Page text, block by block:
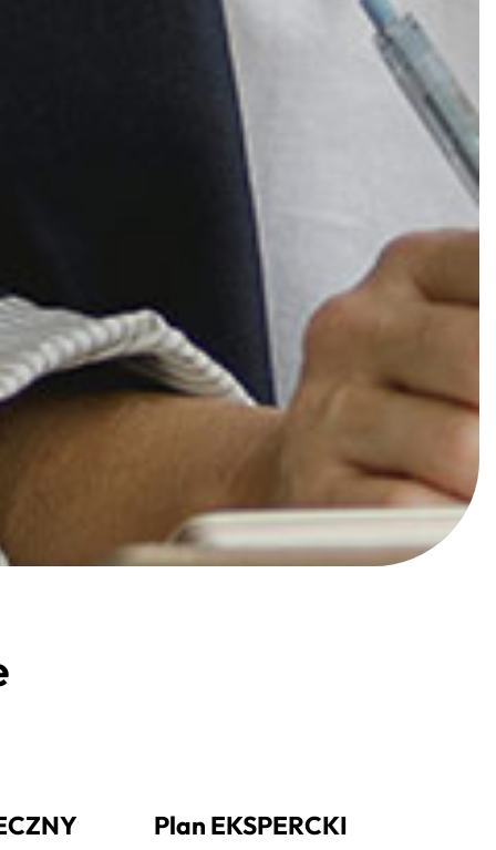
Plan EKSPERCKI